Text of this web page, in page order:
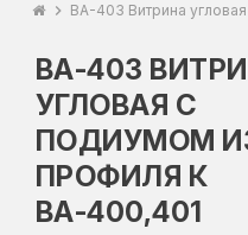
chevron_right ВА-403 Витрина
ВА-403
УГЛОВАЯ С
ПОДИУМОМ
ПРОФИЛЯ К
ВА-400,401